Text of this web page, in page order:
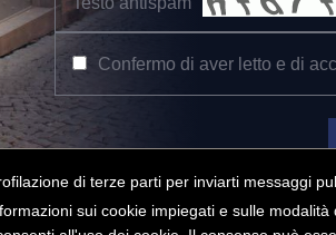
Confermo di aver letto e di
di terze parti per inviarti messaggi
sui cookie impiegati e sulle modalità